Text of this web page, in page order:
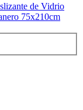
de Vidrio
75x210cm